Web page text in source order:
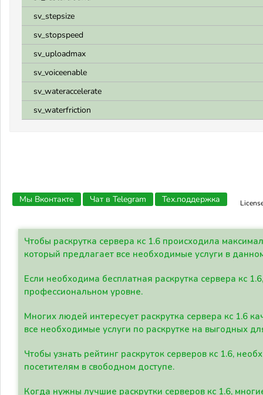
sv_stepsize
sv_stopspeed
sv_uploadmax
sv_voiceenable
sv_wateraccelerate
sv_waterfriction
Мы Вконтакте Чат в Telegram Тех.поддержка
Чтобы раскрутка сервера кс 1.6 происходила
который предлагает все необходимые услуги в
Если необходима бесплатная раскрутка сервера кс
профессиональном уровне.
Многих людей интересует раскрутка сервера кс 1.6
все необходимые услуги по раскрутке на выгодных
Чтобы узнать рейтинг раскруток серверов кс 1.6,
посетителям в свободном доступе.
Когда нужны лучшие раскрутки серверов кс 1.6,